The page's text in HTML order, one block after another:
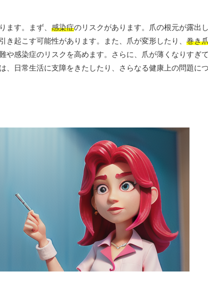
ます。まず、 感染症のリスクがあります。爪の根元が露出
起こす可能性があります。また、爪が変形したり、 巻き
感染症のリスクを高めます。さらに、爪が薄くなりすぎて
、日常生活に支障をきたしたり、さらなる健康上の問題に